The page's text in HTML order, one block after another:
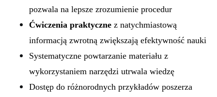
pozwala na lepsze zrozumienie procedur
Ćwiczenia praktyczne z natychmiastową
informacją zwrotną zwiększają efektywność nauki
Systematyczne powtarzanie materiału z
wykorzystaniem narzędzi utrwala wiedzę
Dostęp do różnorodnych przykładów poszerza